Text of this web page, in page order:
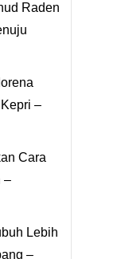
Raden
–
Cara
–
Lebih
–